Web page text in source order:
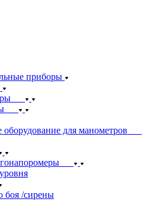
приборы
оборудование для манометров
боя /сирены